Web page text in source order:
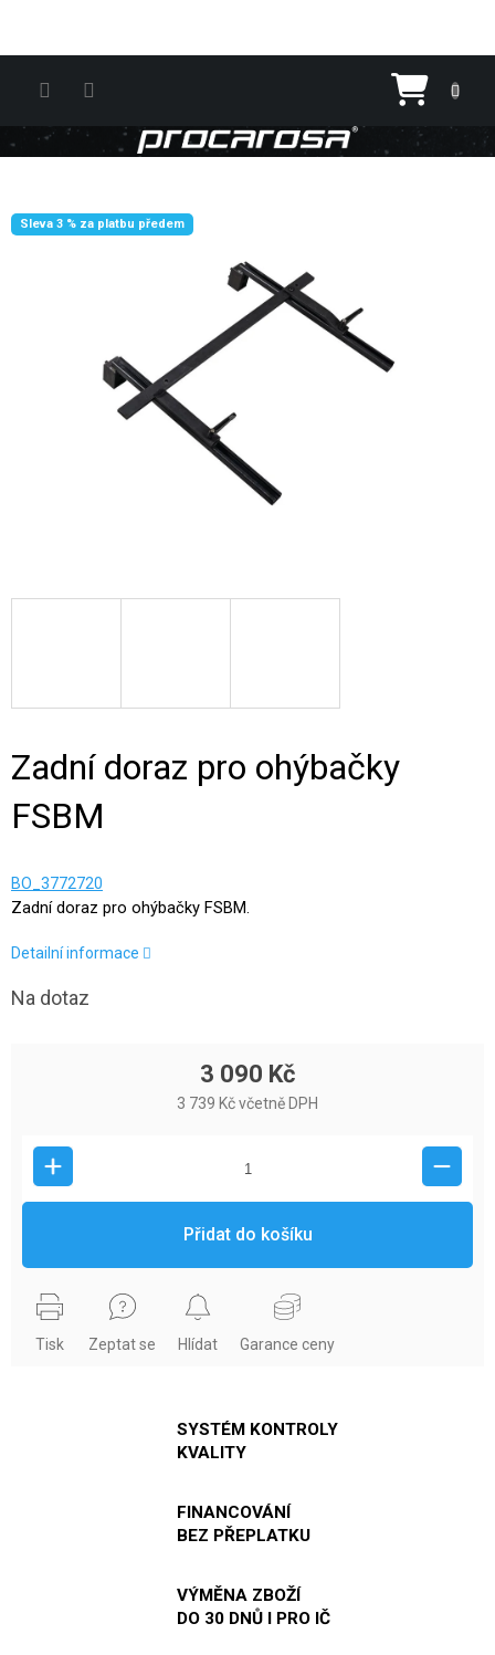
Sleva 3 % za platbu předem
Zadní doraz pro ohýbačky
FSBM
BO_3772720
Zadní doraz pro ohýbačky FSBM.
Detailní informace
Na dotaz
3 090 Kč
3 739 Kč včetně DPH
Přidat do košíku
Tisk Zeptat se Hlídat Garance ceny
SYSTÉM KONTROLY
KVALITY
FINANCOVÁNÍ
BEZ PŘEPLATKU
VÝMĚNA ZBOŽÍ
DO 30 DNŮ I PRO IČ